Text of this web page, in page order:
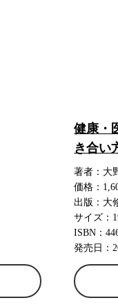
健康・
き合い
著者：大
価格：
出版：大
サイズ：
ISBN：
発売日：